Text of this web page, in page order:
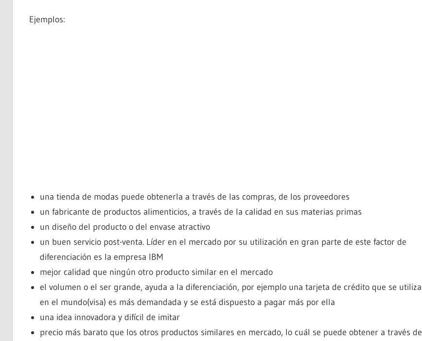
Ejemplos:
una tienda de modas puede obtenerla a través de las compras, de los proveedores
un fabricante de productos alimenticios, a través de la calidad en sus materias primas
un diseño del producto o del envase atractivo
un buen servicio post-venta. Líder en el mercado por su utilización en gran parte de este factor de
diferenciación es la empresa IBM
mejor calidad que ningún otro producto similar en el mercado
el volumen o el ser grande, ayuda a la diferenciación, por ejemplo una tarjeta de crédito que se utiliza
en el mundo(visa) es más demandada y se está dispuesto a pagar más por ella
una idea innovadora y difícil de imitar
precio más barato que los otros productos similares en mercado, lo cuál se puede obtener a través de